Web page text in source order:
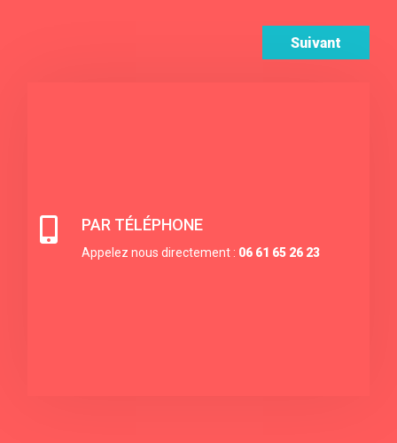
Suivant
 PAR TÉLÉPHONE
Appelez nous directement : 06 61 65 26 23